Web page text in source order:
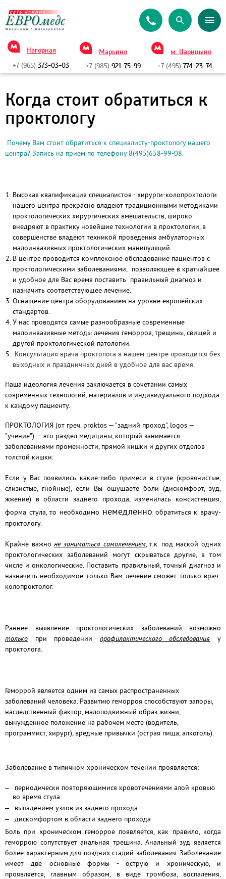
Нагорная
+7 (965) 373-03-03
Марьино
+7 (985)921-75-99
м. Царицыно
+7 (495) 774-23-74
Когда стоит обратиться к
проктологу
Почему Вам стоит обратиться к специалисту-проктологу нашего
центра? Запись на прием по телефону 8(495)658-99-08.
Высокая квалификация специалистов - хирурги-колопроктологи
нашего центра прекрасно владеют традиционными методиками
проктологических хирургических вмешательств, широко
внедряют в практику новейшие технологии в проктологии, в
совершенстве владеют техникой проведения амбулаторных
малоинвазивных проктологических манипуляций.
В центре проводится комплексное обследование пациентов с
проктологическими заболеваниями, позволяющее в кратчайшее
и удобное для Вас время поставить правильный диагноз и
назначить соответствующее лечение.
Оснащение центра оборудованием на уровне европейских
стандартов.
У нас проводятся самые разнообразные современные
малоинвазивные методы лечения геморроя, трещины, свищей и
другой проктологической патологии.
Консультация врача проктолога в нашем центре проводится без
выходных и праздничных дней в удобное для вас время.
Наша идеология лечения заключается в сочетании самых
современных технологий, материалов и индивидуального подхода
к каждому пациенту.
ПРОКТОЛОГИЯ (от греч. proktos — "задний проход", logos —
"учение") — это раздел медицины, который занимается
заболеваниями промежности, прямой кишки и других отделов
толстой кишки.
Если у Вас появились какие-либо примеси в стуле (кровянистые,
слизистые, гнойные), если Вы ощущаете боли (дискомфорт, зуд,
жжение) в области заднего прохода, изменилась консистенция,
форма стула, то необходимо немедленно обратиться к врачу-
проктологу.
Крайне важноне заниматься самолечением,т.к. под маской одних
проктологических заболеваний могут скрываться другие, в том
числе и онкологические. Поставить правильный, точный диагноз и
назначить необходимое только Вам лечение сможет только врач-
колопроктолог.
Раннее выявление проктологических заболеваний возможно
только при проведении профилактического обследования у
проктолога.
Геморрой является одним из самых распространенных
заболеваний человека.Развитию геморроя способствуют запоры,
наследственный фактор, малоподвижный образ жизни,
вынужденное положение на рабочем месте (водитель,
программист, хирург), вредные привычки (острая пища, алкоголь).
Заболевание в типичном хроническом течении проявляется:
периодически повторяющимися кровотечениями алой кровью
во время стула
выпадением узлов из заднего прохода
дискомфортом в области заднего прохода
Боль при хроническом геморрое появляется, как правило, когда
геморрою сопутствует анальная трещина. Анальный зуд является
более характерным для поздних стадий заболевания. Заболевание
имеет две основные формы - острую и хроническую, и
проявляется, главным образом, в виде тромбоза, воспаления,